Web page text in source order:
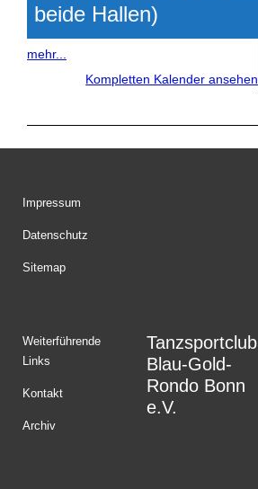
beide Hallen)
mehr...
Kompletten Kalender ansehen
Impressum
Datenschutz
Sitemap
Weiterführende
Links
Kontakt
Archiv
Tanzsportclub
Blau-Gold-
Rondo Bonn
e.V.